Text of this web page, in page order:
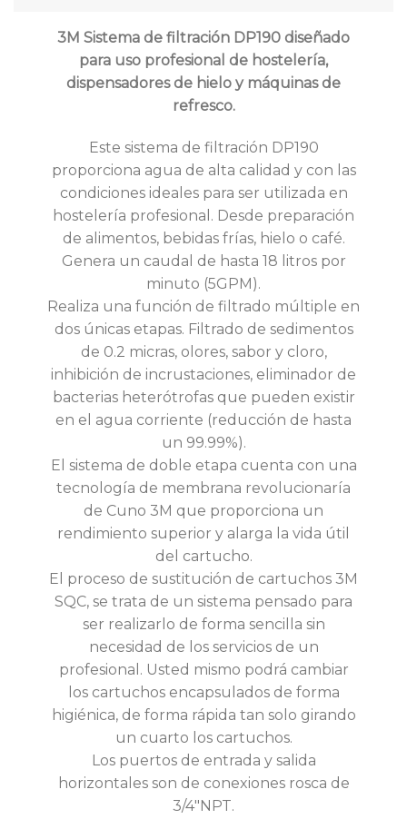
3M Sistema de filtración DP190 diseñado
para uso profesional de hostelería,
dispensadores de hielo y máquinas de
refresco.
Este sistema de filtración DP190
proporciona agua de alta calidad y con las
condiciones ideales para ser utilizada en
hostelería profesional. Desde preparación
de alimentos, bebidas frías, hielo o café.
Genera un caudal de hasta 18 litros por
minuto (5GPM).
Realiza una función de filtrado múltiple en
dos únicas etapas. Filtrado de sedimentos
de 0.2 micras, olores, sabor y cloro,
inhibición de incrustaciones, eliminador de
bacterias heterótrofas que pueden existir
en el agua corriente (reducción de hasta
un 99.99%).
El sistema de doble etapa cuenta con una
tecnología de membrana revolucionaría
de Cuno 3M que proporciona un
rendimiento superior y alarga la vida útil
del cartucho.
El proceso de sustitución de cartuchos 3M
SQC, se trata de un sistema pensado para
ser realizarlo de forma sencilla sin
necesidad de los servicios de un
profesional. Usted mismo podrá cambiar
los cartuchos encapsulados de forma
higiénica, de forma rápida tan solo girando
un cuarto los cartuchos.
Los puertos de entrada y salida
horizontales son de conexiones rosca de
3/4″NPT.